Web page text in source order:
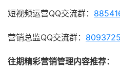
短视频运营QQ交流群：
营销总监QQ交流群：
往期精彩营销管理内容推荐：